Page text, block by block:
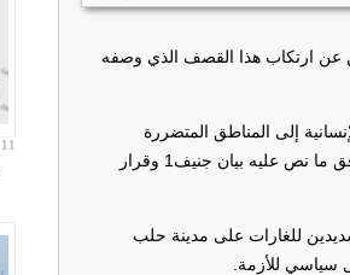
عن ارتكاب هذا القصف الذي وصفه
إلى المناطق المتضررة
والمحاصرة، وجدد موقف الجامعة الداعم لحل الأزمة السورية سياسيا عن طريق التفاوض وفق ما نص عليه بيان جنيف1 وقرار
للغارات على مدينة حلب
سياسي للأزمة.
11 مايو 2016